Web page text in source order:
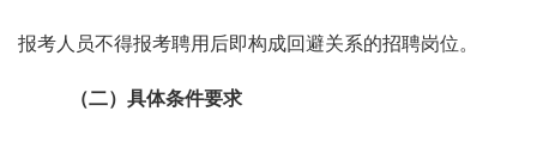
报考人员不得报考聘用后即构成回避关系的招聘岗位。
（二）具体条件要求